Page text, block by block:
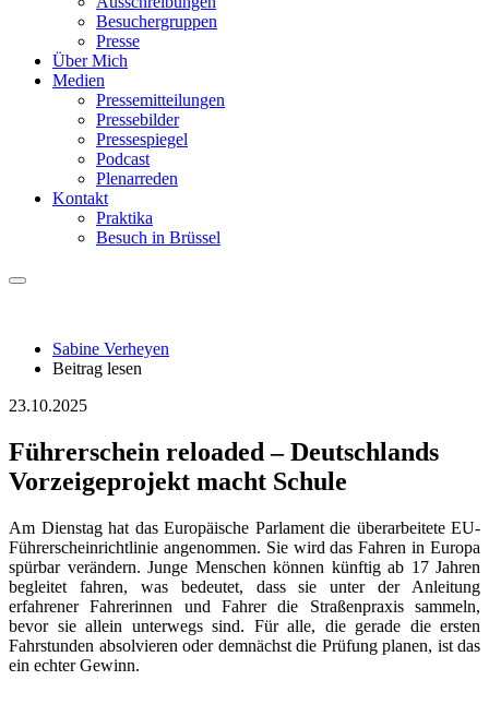
Besuchergruppen
Presse
Über Mich
Medien
Pressemitteilungen
Pressebilder
Pressespiegel
Podcast
Plenarreden
Kontakt
Praktika
Besuch in Brüssel
Sabine Verheyen
Beitrag lesen
23.10.2025
Führerschein reloaded – Deutschlands
Vorzeigeprojekt macht Schule
Am Dienstag hat das Europäische Parlament die überarbeitete EU-
Führerscheinrichtlinie angenommen. Sie wird das Fahren in Europa
spürbar verändern. Junge Menschen können künftig ab 17 Jahren
begleitet fahren, was bedeutet, dass sie unter der Anleitung
erfahrener Fahrerinnen und Fahrer die Straßenpraxis sammeln,
bevor sie allein unterwegs sind. Für alle, die gerade die ersten
Fahrstunden absolvieren oder demnächst die Prüfung planen, ist das
ein echter Gewinn.